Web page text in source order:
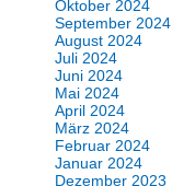
Oktober 2024
September 2024
August 2024
Juli 2024
Juni 2024
Mai 2024
April 2024
März 2024
Februar 2024
Januar 2024
Dezember 2023